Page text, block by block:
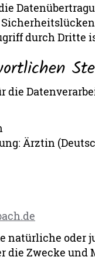
durch Dritte
Ärztin
natürliche oder
die Zwecke